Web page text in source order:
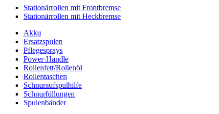
Stationärrollen mit Frontbremse
Stationärrollen mit Heckbremse
Akku
Ersatzspulen
Pflegesprays
Power-Handle
Rollenfett/Rollenöl
Rollentaschen
Schnuraufspulhilfe
Schnurfüllungen
Spulenbänder